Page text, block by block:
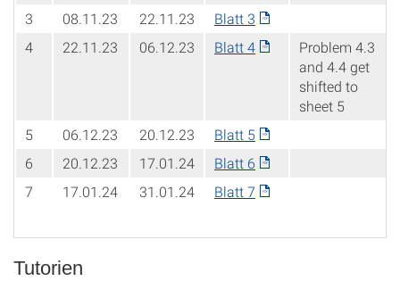
3
08.11.23 22.11.23
Blatt 3
4
22.11.23 06.12.23 Blatt 4
Problem 4.3
and 4.4 get
shifted to
sheet 5
5
06.12.23 20.12.23
Blatt 5
6
20.12.23 17.01.24
Blatt 6
7
17.01.24 31.01.24 Blatt 7
Tutorien